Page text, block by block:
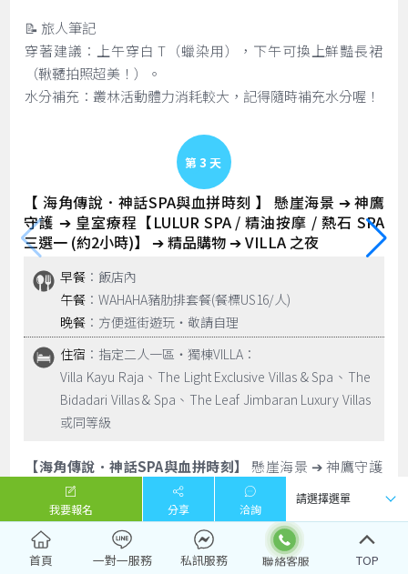
我要報名 分享 洽詢
📝 旅人筆記
穿著建議：上午穿白 T（蠟染用），下午可換上鮮豔長裙
（鞦韆拍照超美！）。
水分補充：叢林活動體力消耗較大，記得隨時補充水分喔！
Day 3
【 海角傳說．神話SPA與血拼時刻 】 懸崖海景 ➔ 神鷹
守護 ➔ 皇室療程【LULUR SPA / 精油按摩 / 熱石 SPA
三選一 (約2小時)】 ➔ 精品購物 ➔ VILLA 之夜
早餐 ：飯店內
午餐 ：WAHAHA豬肋排套餐(餐標US16/人)
晚餐 ：方便逛街遊玩‧敬請自理
住宿 ：指定二人一區‧獨棟VILLA：
Villa Kayu Raja、The Light Exclusive Villas & Spa、The
Bidadari Villas & Spa、The Leaf Jimbaran Luxury Villas
或同等級
【海角傳說．神話SPA與血拼時刻】
懸崖海景 ➔ 神鷹守護
➔ 皇室療程 ➔ 精品購物 ➔ VILLA 之夜
第一站：印度洋史詩【烏魯瓦圖斷崖 Uluwatu Cliff】
📍 絕佳視角：站在斷崖之巔，俯瞰浩瀚無邊的印度洋。斷
崖上是觀海的絕佳位置，典型的峇里島精緻建築與朝向大海
首頁 一對一服務 私訊服務 TOP